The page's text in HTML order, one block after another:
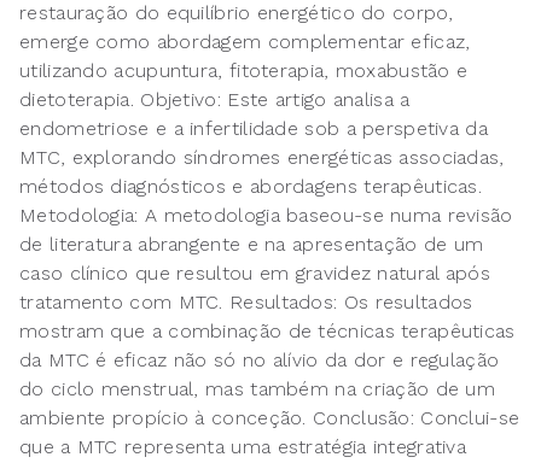
restauração do equilíbrio energético do corpo,
emerge como abordagem complementar eficaz,
utilizando acupuntura, fitoterapia, moxabustão e
dietoterapia. Objetivo: Este artigo analisa a
endometriose e a infertilidade sob a perspetiva da
MTC, explorando síndromes energéticas associadas,
métodos diagnósticos e abordagens terapêuticas.
Metodologia: A metodologia baseou-se numa revisão
de literatura abrangente e na apresentação de um
caso clínico que resultou em gravidez natural após
tratamento com MTC. Resultados: Os resultados
mostram que a combinação de técnicas terapêuticas
da MTC é eficaz não só no alívio da dor e regulação
do ciclo menstrual, mas também na criação de um
ambiente propício à conceção. Conclusão: Conclui-se
que a MTC representa uma estratégia integrativa